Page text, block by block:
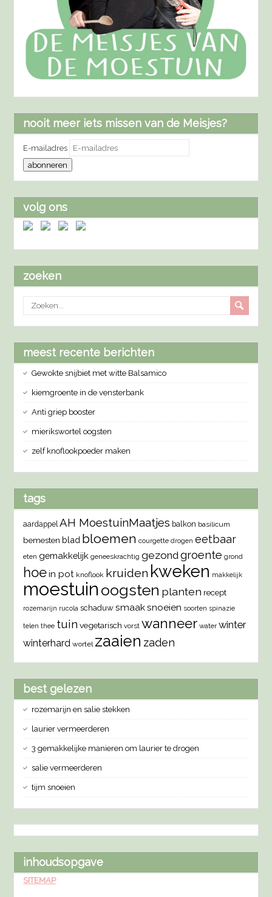
nooit meer iets missen van de Meisjes?
E-mailadres
abonneren
volg ons
zoeken
meest recente berichten
Gewokte snijbiet met witte Balsamico
kiemgroente in de vensterbank
Anti griep booster
mierikswortel oogsten
zelf knoflookpoeder maken
tags
aardappel AH MoestuinMaatjes balkon basilicum
bemesten blad bloemen courgette drogen eetbaar
eten gemakkelijk geneeskrachtig gezondgroente grond
hoein pot knoflook kruiden kweken makkelijk
moestuin oogsten planten recept
rozemarijn rucola schaduw smaaksnoeien soorten spinazie
telen thee tuin vegetarisch vorst wanneer water winter
winterhard wortel zaaien zaden
best gelezen
rozemarijn en salie stekken
laurier vermeerderen
3 gemakkelijke manieren om laurier te drogen
salie vermeerderen
tijm snoeien
inhoudsopgave
SITEMAP